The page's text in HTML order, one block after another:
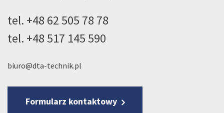
tel. +48 62 505 78 78
tel. +48 517 145 590
biuro@dta-technik.pl
Formularz kontaktowy